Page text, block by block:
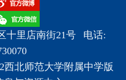
十里店南街21号 电话:
西北师范大学附属中学版